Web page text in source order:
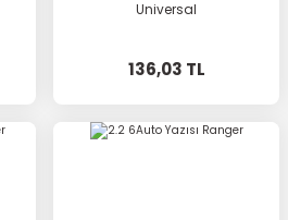
Universal
136,03 TL